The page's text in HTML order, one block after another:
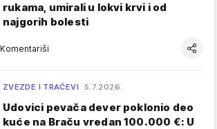
rukama, umirali u lokvi krvi i od
najgorih bolesti
Komentariši
ZVEZDE I TRAČEVI 5.7.2026.
Udovici pevača dever poklonio deo
kuće na Braču vredan 100.000 €: U